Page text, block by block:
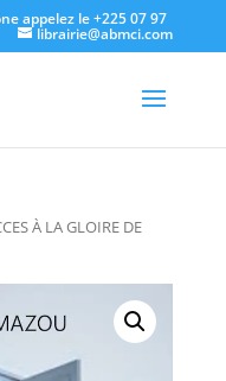
appelez le +225 07 97
librairie@abmci.com
À LA GLOIRE DE